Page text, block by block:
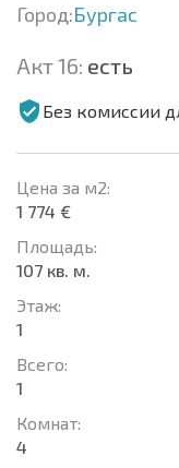
Город:Бургас
Акт 16: есть
Без комиссии
Цена за м2:
1 774 €
Площадь:
107 кв. м.
Этаж:
1
Всего:
1
Комнат:
4